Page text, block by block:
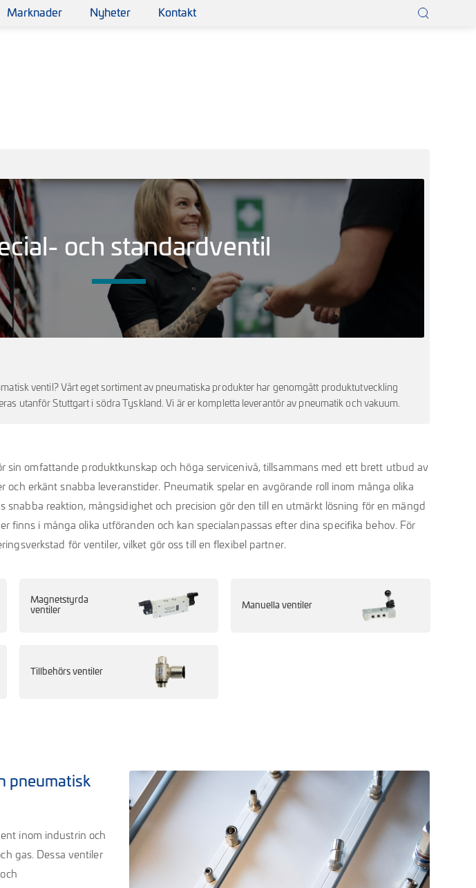
Marknader Nyheter Kontakt
ventil? Vårt eget sortiment av pneumatiska produkter har genomgått produktutveckling
utanför Stuttgart i södra Tyskland. Vi är er kompletta leverantör av pneumatik och vakuum.
och standardventil
sin omfattande produktkunskap och höga servicenivå, tillsammans med ett brett utbud av
och erkänt snabba leveranstider. Pneumatik spelar en avgörande roll inom många olika
snabba reaktion, mångsidighet och precision gör den till en utmärkt lösning för en mängd
finns i många olika utföranden och kan specialanpassas efter dina specifika behov. För
för ventiler, vilket gör oss till en flexibel partner.
Magnetstyrda
ventiler
Manuella ventiler
Tillbehörs ventiler
pneumatisk
inom industrin och
gas. Dessa ventiler